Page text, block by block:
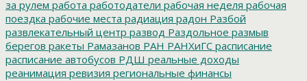
за рулем работа работодатели рабочая неделя рабочая
поездка рабочие места радиация радон Разбой
развлекательный центр развод Раздольное размыв
берегов ракеты Рамазанов РАН РАНХиГС расписание
расписание автобусов РДШ реальные доходы
реанимация ревизия региональные финансы